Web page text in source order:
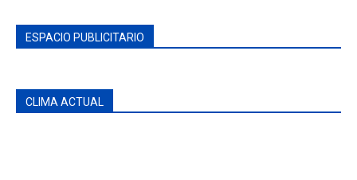
ESPACIO PUBLICITARIO
CLIMA ACTUAL